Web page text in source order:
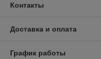
Контакты
Доставка и оплата
График работы